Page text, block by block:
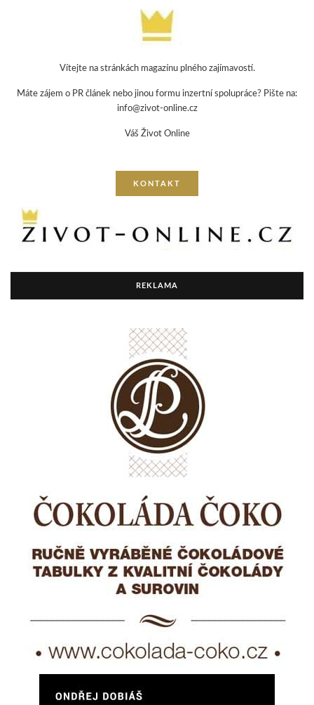
Vítejte na stránkách magazínu plného zajímavostí.
Máte zájem o PR článek nebo jinou formu inzertní spolupráce? Pište na:
info@zivot-online.cz
Váš Život Online
KONTAKT
REKLAMA